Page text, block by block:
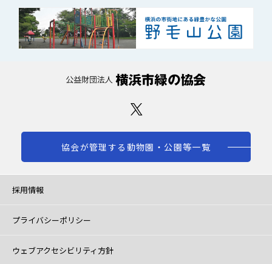
協会が管理する動物園・公園等一覧
採用情報
プライバシーポリシー
ウェブアクセシビリティ方針